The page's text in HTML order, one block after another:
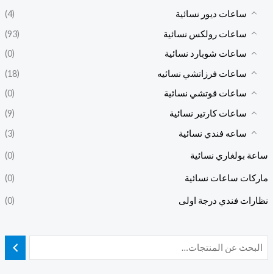
ساعات ديور نسائية
(4)
ساعات رولكس نسائية
(93)
ساعات شوبارد نسائية
(0)
ساعات فرزاتشي نسائيه
(18)
ساعات قوتشي نسائية
(0)
ساعات كارتير نسائية
(9)
ساعه فندي نسائية
(3)
ساعة بولغاري نسائية (0)
ماركات ساعات نسائية (0)
نظارات فندي درجة اولى (0)